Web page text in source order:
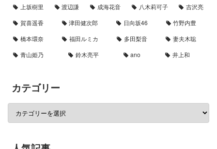
上坂樹里
渡辺謙 成海花音 八木莉可子
吉沢亮
賀喜遥香
津田健次郎 日向坂46
竹野内豊
橋本環奈
福田ルミカ 多田梨音
妻夫木聡
青山姫乃
鈴木亮平 ano 井上和
カテゴリー